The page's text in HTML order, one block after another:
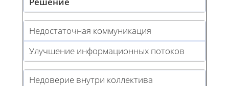
Недостаточная коммуникация
Улучшение информационных потоков
Недоверие внутри коллектива